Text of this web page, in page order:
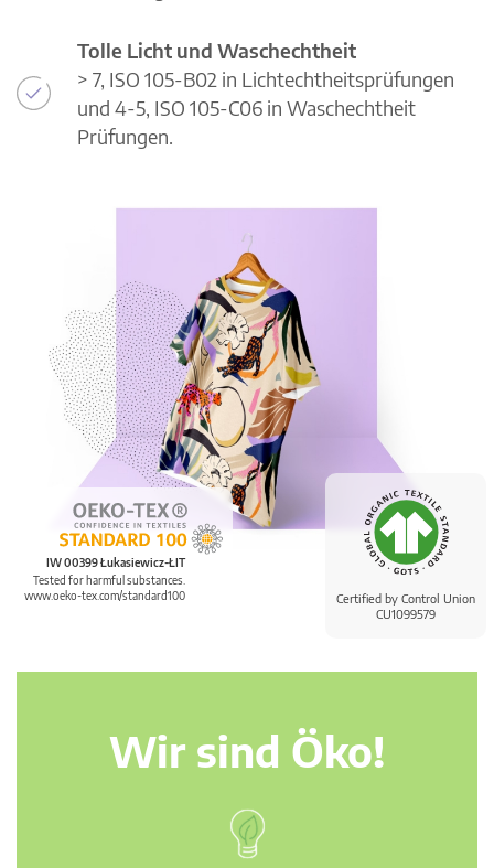
Certified by Control Union
CU1099579
IW 00399 Łukasiewicz-ŁIT
Tested for harmful substances.
www.oeko-tex.com/standard100
Tolle Licht und Waschechtheit
> 7, ISO 105-B02 in Lichtechtheitsprüfungen
und 4-5, ISO 105-C06 in Waschechtheit
Prüfungen.
Wir sind Öko!